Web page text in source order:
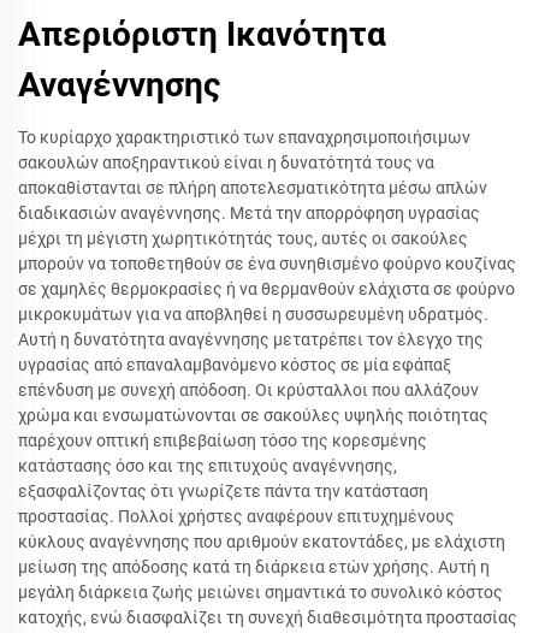
Απεριόριστη Ικανότητα
Αναγέννησης
Το κυρίαρχο χαρακτηριστικό των επαναχρησιμοποιήσιμων
σακουλών αποξηραντικού είναι η δυνατότητά τους να
αποκαθίστανται σε πλήρη αποτελεσματικότητα μέσω απλών
διαδικασιών αναγέννησης. Μετά την απορρόφηση υγρασίας
μέχρι τη μέγιστη χωρητικότητάς τους, αυτές οι σακούλες
μπορούν να τοποθετηθούν σε ένα συνηθισμένο φούρνο κουζίνας
σε χαμηλές θερμοκρασίες ή να θερμανθούν ελάχιστα σε φούρνο
μικροκυμάτων για να αποβληθεί η συσσωρευμένη υδρατμός.
Αυτή η δυνατότητα αναγέννησης μετατρέπει τον έλεγχο της
υγρασίας από επαναλαμβανόμενο κόστος σε μία εφάπαξ
επένδυση με συνεχή απόδοση. Οι κρύσταλλοι που αλλάζουν
χρώμα και ενσωματώνονται σε σακούλες υψηλής ποιότητας
παρέχουν οπτική επιβεβαίωση τόσο της κορεσμένης
κατάστασης όσο και της επιτυχούς αναγέννησης,
εξασφαλίζοντας ότι γνωρίζετε πάντα την κατάσταση
προστασίας. Πολλοί χρήστες αναφέρουν επιτυχημένους
κύκλους αναγέννησης που αριθμούν εκατοντάδες, με ελάχιστη
μείωση της απόδοσης κατά τη διάρκεια ετών χρήσης. Αυτή η
μεγάλη διάρκεια ζωής μειώνει σημαντικά το συνολικό κόστος
κατοχής, ενώ διασφαλίζει τη συνεχή διαθεσιμότητα προστασίας